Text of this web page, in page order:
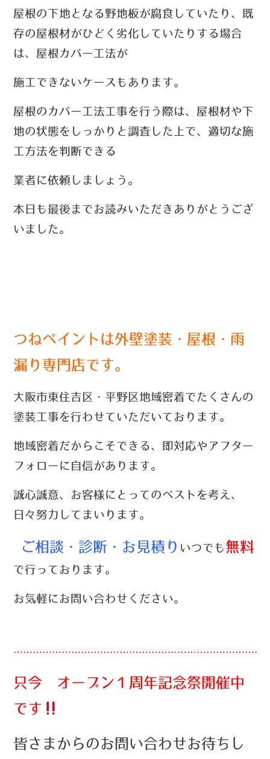
屋根の下地となる野地板が腐食していたり、既
存の屋根材がひどく劣化していたりする場合
は、屋根カバー工法が
施工できないケースもあります。
屋根のカバー工法工事を行う際は、屋根材や下
地の状態をしっかりと調査した上で、適切な施
工方法を判断できる
業者に依頼しましょう。
本日も最後までお読みいただきありがとうござ
いました。
つねペイントは外壁塗装・屋根・雨
漏り専門店です。
大阪市東住吉区・平野区地域密着でたくさんの
塗装工事を行わせていただいております。
地域密着だからこそできる、即対応やアフター
フォローに自信があります。
誠心誠意、お客様にとってのベストを考え、
日々努力してまいります。
ご相談・診断・お見積り いつでも 無料
で行っております。
お気軽にお問い合わせください。
只今 オープン１周年記念祭開催中
です
皆さまからのお問い合わせお待ちし